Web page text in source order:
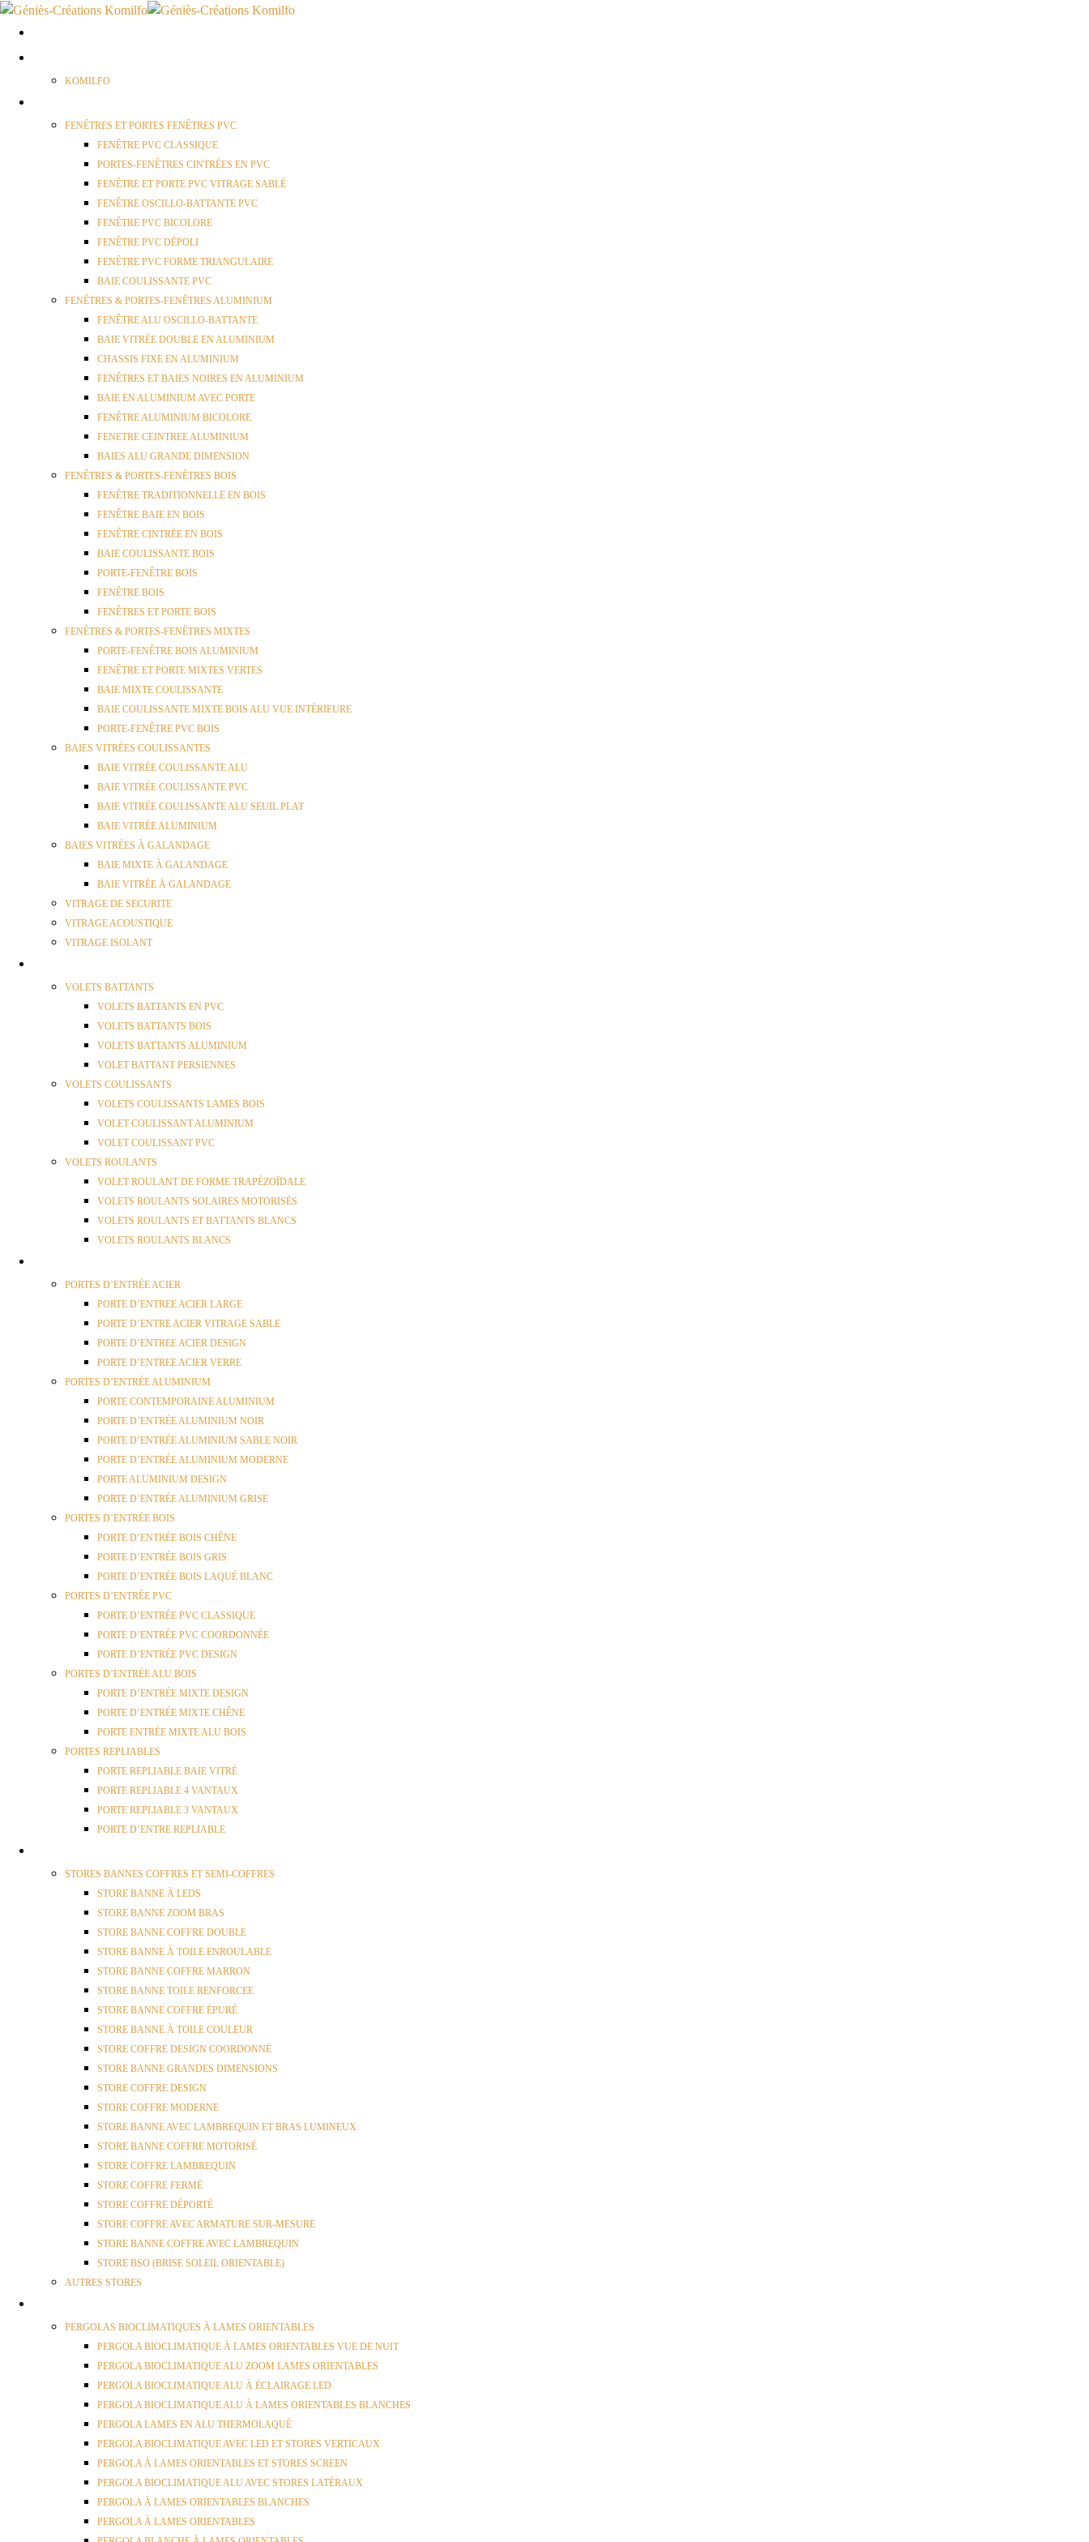
KOMILFO
FENÊTRES ET PORTES FENÊTRES PVC
FENÊTRE PVC CLASSIQUE
PORTES-FENÊTRES CINTRÉES EN PVC
FENÊTRE ET PORTE PVC VITRAGE SABLÉ
FENÊTRE OSCILLO-BATTANTE PVC
FENÊTRE PVC BICOLORE
FENÊTRE PVC DÉPOLI
FENÊTRE PVC FORME TRIANGULAIRE
BAIE COULISSANTE PVC
FENÊTRES & PORTES-FENÊTRES ALUMINIUM
FENÊTRE ALU OSCILLO-BATTANTE
BAIE VITRÉE DOUBLE EN ALUMINIUM
CHASSIS FIXE EN ALUMINIUM
FENÊTRES ET BAIES NOIRES EN ALUMINIUM
BAIE EN ALUMINIUM AVEC PORTE
FENÊTRE ALUMINIUM BICOLORE
FENETRE CEINTREE ALUMINIUM
BAIES ALU GRANDE DIMENSION
FENÊTRES & PORTES-FENÊTRES BOIS
FENÊTRE TRADITIONNELLE EN BOIS
FENÊTRE BAIE EN BOIS
FENÊTRE CINTRÉE EN BOIS
BAIE COULISSANTE BOIS
PORTE-FENÊTRE BOIS
FENÊTRE BOIS
FENÊTRES ET PORTE BOIS
FENÊTRES & PORTES-FENÊTRES MIXTES
PORTE-FENÊTRE BOIS ALUMINIUM
FENÊTRE ET PORTE MIXTES VERTES
BAIE MIXTE COULISSANTE
BAIE COULISSANTE MIXTE BOIS ALU VUE INTÉRIEURE
PORTE-FENÊTRE PVC BOIS
BAIES VITRÉES COULISSANTES
BAIE VITRÉE COULISSANTE ALU
BAIE VITRÉE COULISSANTE PVC
BAIE VITRÉE COULISSANTE ALU SEUIL PLAT
BAIE VITRÉE ALUMINIUM
BAIES VITRÉES À GALANDAGE
BAIE MIXTE À GALANDAGE
BAIE VITRÉE À GALANDAGE
VITRAGE DE SECURITE
VITRAGE ACOUSTIQUE
VITRAGE ISOLANT
VOLETS BATTANTS
VOLETS BATTANTS EN PVC
VOLETS BATTANTS BOIS
VOLETS BATTANTS ALUMINIUM
VOLET BATTANT PERSIENNES
VOLETS COULISSANTS
VOLETS COULISSANTS LAMES BOIS
VOLET COULISSANT ALUMINIUM
VOLET COULISSANT PVC
VOLETS ROULANTS
VOLET ROULANT DE FORME TRAPÉZOÏDALE
VOLETS ROULANTS SOLAIRES MOTORISÉS
VOLETS ROULANTS ET BATTANTS BLANCS
VOLETS ROULANTS BLANCS
PORTES D’ENTRÉE ACIER
PORTE D’ENTREE ACIER LARGE
PORTE D’ENTRE ACIER VITRAGE SABLE
PORTE D’ENTREE ACIER DESIGN
PORTE D’ENTREE ACIER VERRE
PORTES D’ENTRÉE ALUMINIUM
PORTE CONTEMPORAINE ALUMINIUM
PORTE D’ENTRÉE ALUMINIUM NOIR
PORTE D’ENTRÉE ALUMINIUM SABLE NOIR
PORTE D’ENTRÉE ALUMINIUM MODERNE
PORTE ALUMINIUM DESIGN
PORTE D’ENTRÉE ALUMINIUM GRISE
PORTES D’ENTRÉE BOIS
PORTE D’ENTRÉE BOIS CHÊNE
PORTE D’ENTRÉE BOIS GRIS
PORTE D’ENTRÉE BOIS LAQUÉ BLANC
PORTES D’ENTRÉE PVC
PORTE D’ENTRÉE PVC CLASSIQUE
PORTE D’ENTRÉE PVC COORDONNÉE
PORTE D’ENTRÉE PVC DESIGN
PORTES D’ENTRÉE ALU BOIS
PORTE D’ENTRÉE MIXTE DESIGN
PORTE D’ENTRÉE MIXTE CHÊNE
PORTE ENTRÉE MIXTE ALU BOIS
PORTES REPLIABLES
PORTE REPLIABLE BAIE VITRÉ
PORTE REPLIABLE 4 VANTAUX
PORTE REPLIABLE 3 VANTAUX
PORTE D’ENTRE REPLIABLE
STORES BANNES COFFRES ET SEMI-COFFRES
STORE BANNE À LEDS
STORE BANNE ZOOM BRAS
STORE BANNE COFFRE DOUBLE
STORE BANNE À TOILE ENROULABLE
STORE BANNE COFFRE MARRON
STORE BANNE TOILE RENFORCEE
STORE BANNE COFFRE ÉPURÉ
STORE BANNE À TOILE COULEUR
STORE COFFRE DESIGN COORDONNÉ
STORE BANNE GRANDES DIMENSIONS
STORE COFFRE DESIGN
STORE COFFRE MODERNE
STORE BANNE AVEC LAMBREQUIN ET BRAS LUMINEUX
STORE BANNE COFFRE MOTORISÉ
STORE COFFRE LAMBREQUIN
STORE COFFRE FERMÉ
STORE COFFRE DÉPORTÉ
STORE COFFRE AVEC ARMATURE SUR-MESURE
STORE BANNE COFFRE AVEC LAMBREQUIN
STORE BSO (BRISE SOLEIL ORIENTABLE)
AUTRES STORES
PERGOLAS BIOCLIMATIQUES À LAMES ORIENTABLES
PERGOLA BIOCLIMATIQUE À LAMES ORIENTABLES VUE DE NUIT
PERGOLA BIOCLIMATIQUE ALU ZOOM LAMES ORIENTABLES
PERGOLA BIOCLIMATIQUE ALU À ÉCLAIRAGE LED
PERGOLA BIOCLIMATIQUE ALU À LAMES ORIENTABLES BLANCHES
PERGOLA LAMES EN ALU THERMOLAQUÉ
PERGOLA BIOCLIMATIQUE AVEC LED ET STORES VERTICAUX
PERGOLA À LAMES ORIENTABLES ET STORES SCREEN
PERGOLA BIOCLIMATIQUE ALU AVEC STORES LATÉRAUX
PERGOLA À LAMES ORIENTABLES BLANCHES
PERGOLA À LAMES ORIENTABLES